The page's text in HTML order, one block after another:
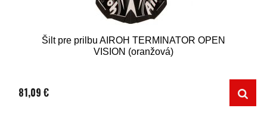
Šilt pre prilbu AIROH TERMINATOR OPEN
VISION (oranžová)
81,09 €